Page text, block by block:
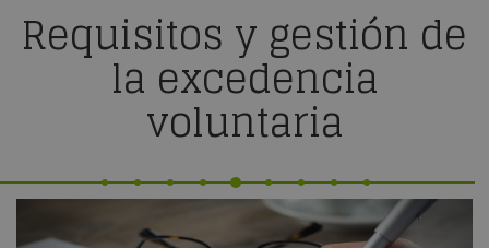
Requisitos y gestión de
la excedencia
voluntaria